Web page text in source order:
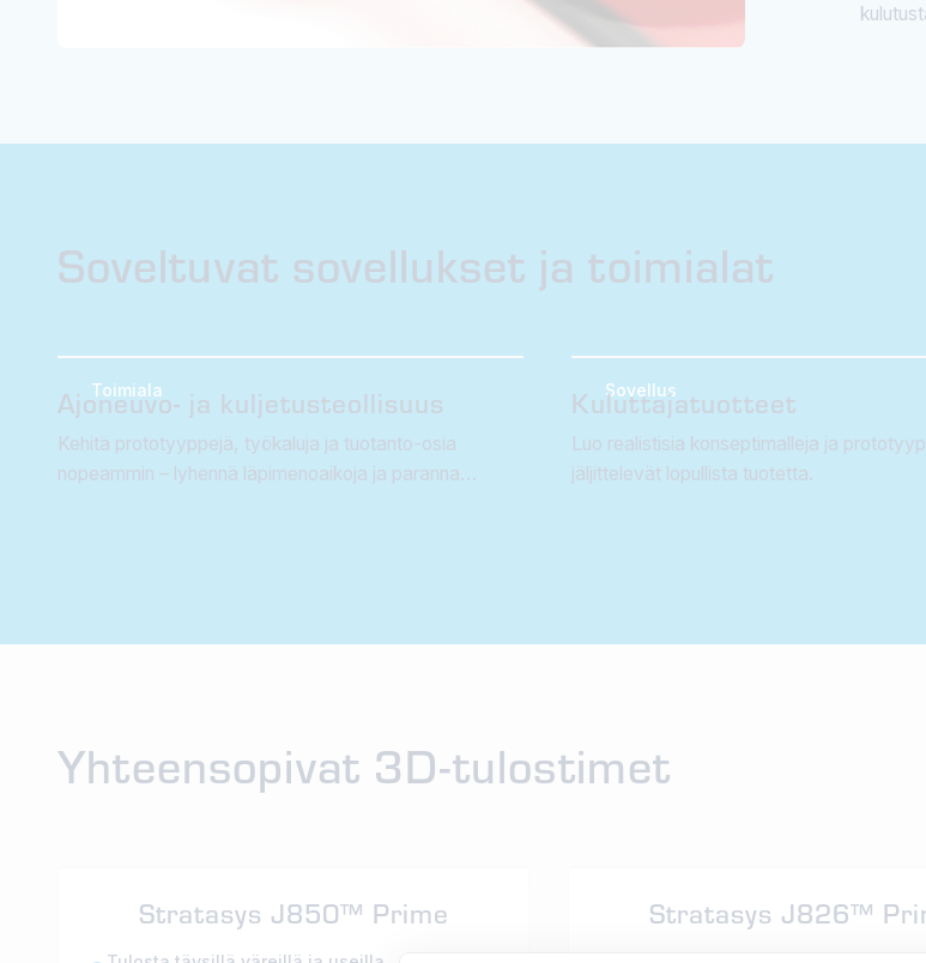
Soveltuvat sovellukset ja toimialat
Toimiala
Ajoneuvo- ja kuljetusteollisuus
Kehitä prototyyppejä, työkaluja ja tuotanto-osia
nopeammin – lyhennä läpimenoaikoja ja paranna
Sovellus
Kuluttajatuotteet
Luo realistisia konseptimalleja ja
jäljittelevät lopullista tuotetta.
Yhteensopivat 3D-tulostimet
Stratasys J850™ Prime Stratasys J826™